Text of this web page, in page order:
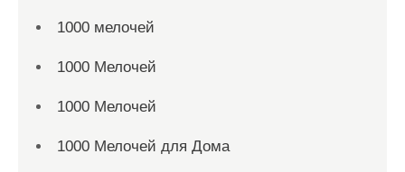
1000 мелочей
1000 Мелочей
1000 Мелочей
1000 Мелочей для Дома